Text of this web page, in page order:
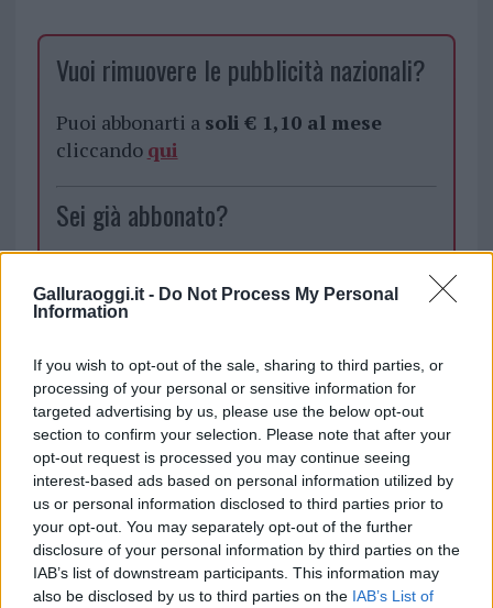
Galluraoggi.it - Do Not Process My Personal
Information
If you wish to opt-out of the sale, sharing to third parties, or
processing of your personal or sensitive information for
targeted advertising by us, please use the below opt-out
section to confirm your selection. Please note that after your
opt-out request is processed you may continue seeing
interest-based ads based on personal information utilized by
us or personal information disclosed to third parties prior to
your opt-out. You may separately opt-out of the further
disclosure of your personal information by third parties on the
IAB’s list of downstream participants. This information may
also be disclosed by us to third parties on the IAB’s List of
Vuoi rimuovere le pubblicità nazionali?
Puoi abbonarti a soli € 1,10 al mese
cliccando qui
Sei già abbonato?
sezioneLogin dal menù del sito o
cliccando
TEMI: Li Niuleddi
Notizie in tempo reale?
Entra nel canale telegram di
GalluraOggi.it